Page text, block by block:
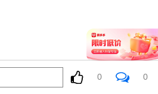
4757 08-04
0 0